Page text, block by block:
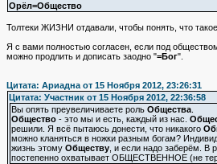
Орёл=Общество
Толтеки ЖИЗНИ отдавали, чтобы понять, что
Я с вами полностью согласен, если под
можно продлить и дописать заодно "=Бог".
Цитата: Ариадна от 15 Ноября 2012, 23:26:31
Цитата: Участник от 15 Ноября 2012, 22:36:58
Вы опять преувеличиваете роль Общества.
Общество- это мы и есть, каждый из нас.
решили. Я всё пытаюсь донести, что никакого
можно кланяться в ножки разным богам?
жизнь этому Обществу, и если надо заберём. В
постепенно охватывает ОБЩЕСТВЕННОЕ (не